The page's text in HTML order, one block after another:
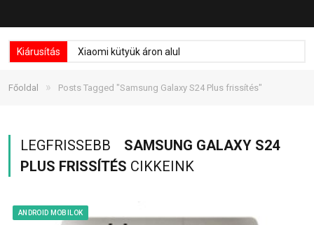
Kiárusítás Xiaomi kütyük áron alul
Főoldal » Posts Tagged "Samsung Galaxy S24 Plus frissítés"
LEGFRISSEBB
SAMSUNG GALAXY S24
PLUS FRISSÍTÉS CIKKEINK
ANDROID MOBILOK